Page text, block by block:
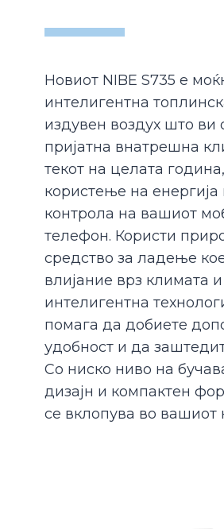
Новиот NIBE S735 е
интелигентна
издувен воздух што ви
пријатна внатрешна
текот на целата
користење на
контрола на вашиот
телефон. Користи
средство за ладење
влијание врз климата и
интелигентна
помага да добиете
удобност и да
Со ниско ниво на
дизајн и компактен
се вклопува во вашиот